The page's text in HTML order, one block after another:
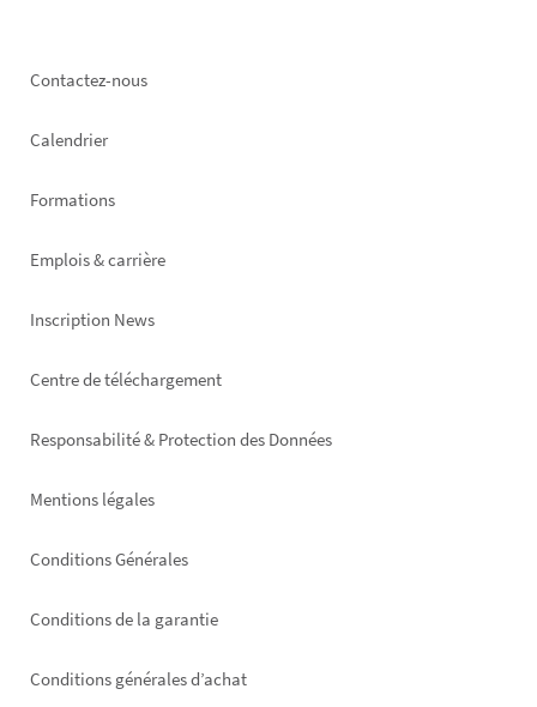
Footer
Contactez-nous
Calendrier
Formations
Emplois & carrière
Inscription News
Footer
Centre de téléchargement
Responsabilité & Protection des Données
Mentions légales
Conditions Générales
Conditions de la garantie
Conditions générales d’achat